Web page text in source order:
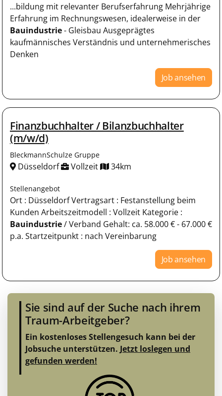
...bildung mit relevanter Berufserfahrung Mehrjährige
Erfahrung im Rechnungswesen, idealerweise in der
Bauindustrie- Gleisbau Ausgeprägtes
kaufmännisches Verständnis und unternehmerisches
Denken
Job ansehen
Finanzbuchhalter / Bilanzbuchhalter
(m/w/d)
BleckmannSchulze Gruppe
Düsseldorf Vollzeit 34km
Stellenangebot
Ort : Düsseldorf Vertragsart : Festanstellung beim
Kunden Arbeitszeitmodell : Vollzeit Kategorie :
Bauindustrie/ Verband Gehalt: ca. 58.000 € - 67.000 €
p.a. Startzeitpunkt : nach Vereinbarung
Job ansehen
Sie sind auf der Suche nach ihrem
Traum-Arbeitgeber?
Ein kostenloses Stellengesuch kann bei der
Jobsuche unterstützen. Jetzt loslegen und
gefunden werden!